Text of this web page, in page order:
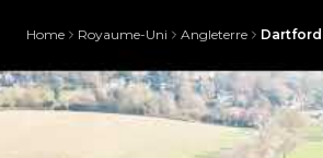
Home Royaume-Uni Angleterre Dartford